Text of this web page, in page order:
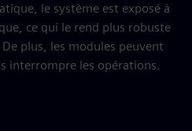
le système est exposé à
ce qui le rend plus robuste
plus, les modules peuvent
interrompre les opérations.